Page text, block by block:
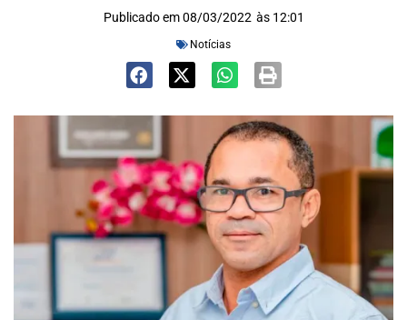
Publicado em 08/03/2022 às 12:01
Notícias